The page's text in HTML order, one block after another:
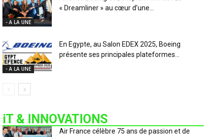
- A LA UNE
« Dreamliner » au cœur d’une...
- A LA UNE
En Egypte, au Salon EDEX 2025, Boeing
présente ses principales plateformes...
iT & INNOVATIONS
Air France célèbre 75 ans de passion et de